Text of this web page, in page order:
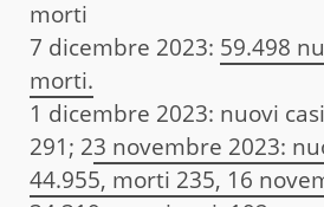
morti
7 dicembre 2023: 59.498
morti.
1 dicembre 2023: nuovi
291; 23 novembre 2023:
44.955, morti 235, 16